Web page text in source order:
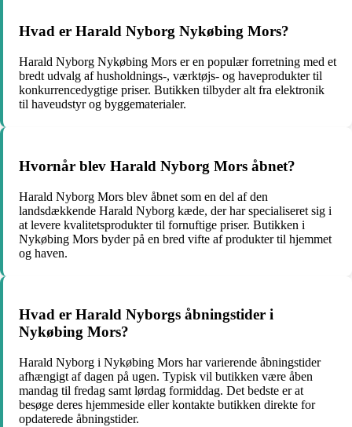
Hvad er Harald Nyborg Nykøbing Mors?
Harald Nyborg Nykøbing Mors er en populær forretning med et
bredt udvalg af husholdnings-, værktøjs- og haveprodukter til
konkurrencedygtige priser. Butikken tilbyder alt fra elektronik
til haveudstyr og byggematerialer.
Hvornår blev Harald Nyborg Mors åbnet?
Harald Nyborg Mors blev åbnet som en del af den
landsdækkende Harald Nyborg kæde, der har specialiseret sig i
at levere kvalitetsprodukter til fornuftige priser. Butikken i
Nykøbing Mors byder på en bred vifte af produkter til hjemmet
og haven.
Hvad er Harald Nyborgs åbningstider i
Nykøbing Mors?
Harald Nyborg i Nykøbing Mors har varierende åbningstider
afhængigt af dagen på ugen. Typisk vil butikken være åben
mandag til fredag samt lørdag formiddag. Det bedste er at
besøge deres hjemmeside eller kontakte butikken direkte for
opdaterede åbningstider.